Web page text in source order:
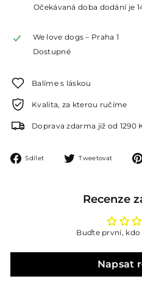
Očekávaná doba dodání je
We love dogs – Praha 1
Dostupné
Balíme s láskou
Kvalita, za kterou ručíme
Doprava zdarma již od 1290
Sdílet
Sdílet
Tweetovat
Recenze
Buďte první, kdo
Napsat